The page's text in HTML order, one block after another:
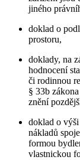
jiného
doklad o
prostoru,
doklady, na
hodnocení
či rodinnou
§ 33b
znění
doklad o
nákladů
formou
vlastnickou